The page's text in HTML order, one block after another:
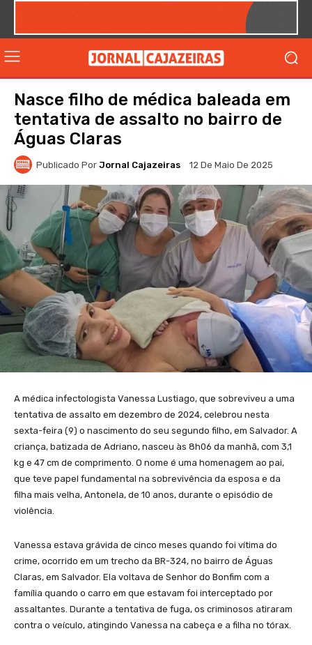
Nasce filho de médica baleada em
tentativa de assalto no bairro de
Águas Claras
Publicado Por Jornal Cajazeiras 12 De Maio De 2025
A médica infectologista Vanessa Lustiago, que sobreviveu a uma
tentativa de assalto em dezembro de 2024, celebrou nesta
sexta-feira (9) o nascimento do seu segundo filho, em Salvador. A
criança, batizada de Adriano, nasceu às 8h06 da manhã, com 3,1
kg e 47 cm de comprimento. O nome é uma homenagem ao pai,
que teve papel fundamental na sobrevivência da esposa e da
filha mais velha, Antonela, de 10 anos, durante o episódio de
violência.
Vanessa estava grávida de cinco meses quando foi vítima do
crime, ocorrido em um trecho da BR-324, no bairro de Águas
Claras, em Salvador. Ela voltava de Senhor do Bonfim com a
família quando o carro em que estavam foi interceptado por
assaltantes. Durante a tentativa de fuga, os criminosos atiraram
contra o veículo, atingindo Vanessa na cabeça e a filha no tórax.